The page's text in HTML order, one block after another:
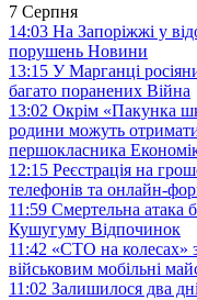
7 Серпня
14:03 На Запоріжжі у
порушень Новини
13:15 У Марганці
багато поранених Війна
13:02 Окрім «Пакунка
родини можуть
першокласника
12:15 Реєстрація на
телефонів та онлайн-
11:59 Смертельна атака
Кушугуму Відпочинок
11:42 «СТО на колесах»
військовим мобільні
11:02 Залишилося два